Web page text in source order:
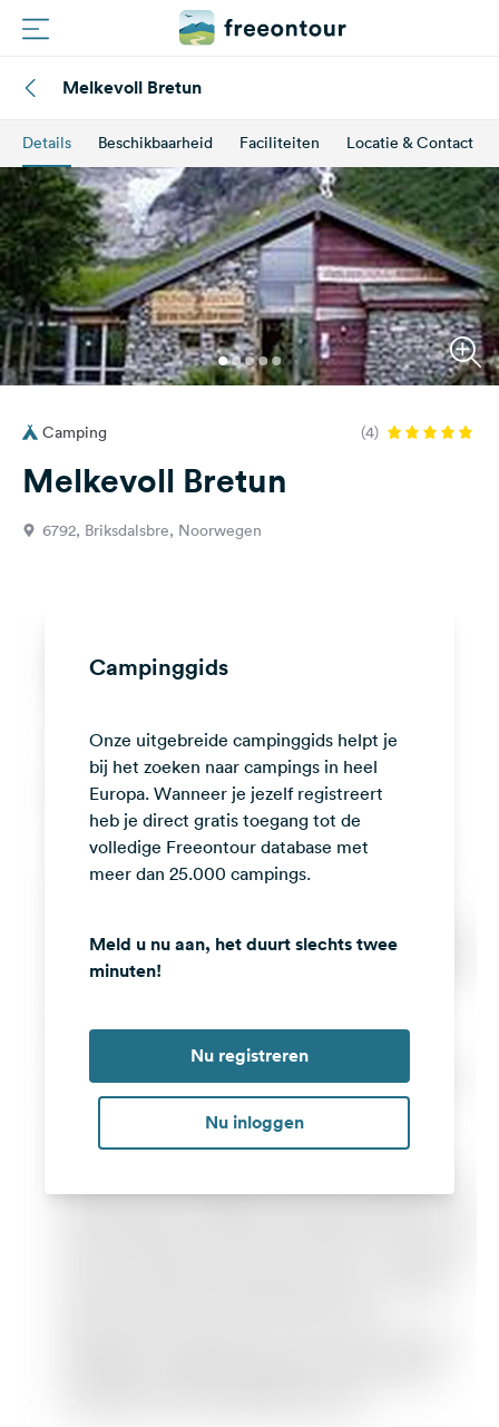
Campings
Magazine
Partners
Registreren
Inloggen
Vragen &
Feedback
media
Facebook
Instagram
Melkevoll Bretun
Details Beschikbaarheid Faciliteiten Locatie & Contact
Camping (4)
Melkevoll Bretun
6792, Briksdalsbre, Noorwegen
Campinggids
Onze uitgebreide campinggids helpt je
bij het zoeken naar campings in heel
Europa. Wanneer je jezelf registreert
heb je direct gratis toegang tot de
volledige Freeontour database met
meer dan 25.000 campings.
Meld u nu aan, het duurt slechts twee
minuten!
Nu registreren
Nu inloggen